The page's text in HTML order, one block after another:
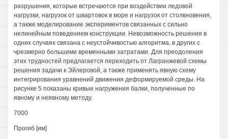
разрушения, которые встречаются при воздействии ледовой
нагрузки, нагрузок от швартовок в море и нагрузок от столкновения,
а также моделирование экспериментов связанных с сильно
нелинейным поведением конструкции. Невозможность решения в
одних случаях связана с неустойчивостью алгоритма, в других с
чрезмерно большими временными затратами. Для преодоления
этих трудностей предлагается переходить от Лагранжевой схемы
решения задачи к Эйлеровой, а также применять явную схему
интегрирования уравнений движения деформируемой среды. На
рисунке 5 показаны кривые нагружения балки, полученные по
явному и неявному методу.
7000
Прогиб [им]